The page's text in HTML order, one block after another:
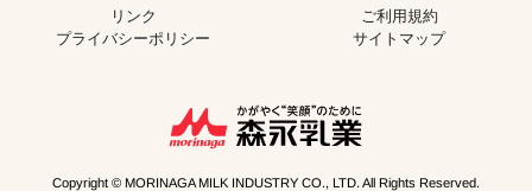
リンク
ご利用規約
プライバシーポリシー
サイトマップ
Copyright © MORINAGA MILK INDUSTRY CO., LTD. All Rights Reserved.